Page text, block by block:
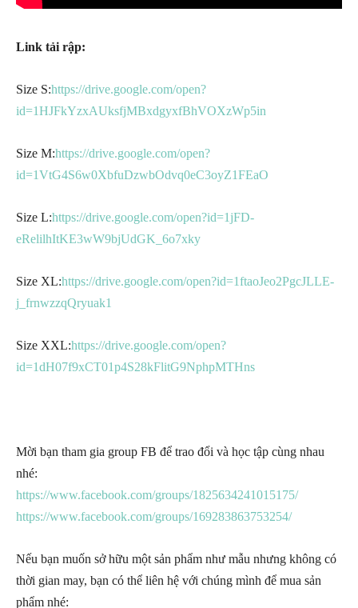
Link tải rập:
Size S:https://drive.google.com/open?
id=1HJFkYzxAUksfjMBxdgyxfBhVOXzWp5in
Size M:https://drive.google.com/open?
id=1VtG4S6w0XbfuDzwbOdvq0eC3oyZ1FEaO
Size L:https://drive.google.com/open?id=1jFD-
eRelilhItKE3wW9bjUdGK_6o7xky
Size XL:https://drive.google.com/open?id=1ftaoJeo2PgcJLLE-
j_frnwzzqQryuak1
Size XXL:https://drive.google.com/open?
id=1dH07f9xCT01p4S28kFlitG9NphpMTHns
Mời bạn tham gia group FB để trao đổi và học tập cùng nhau
nhé:
https://www.facebook.com/groups/1825634241015175/
https://www.facebook.com/groups/169283863753254/
Nếu bạn muốn sở hữu một sản phẩm như mẫu nhưng không có
thời gian may, bạn có thể liên hệ với chúng mình để mua sản
phẩm nhé: